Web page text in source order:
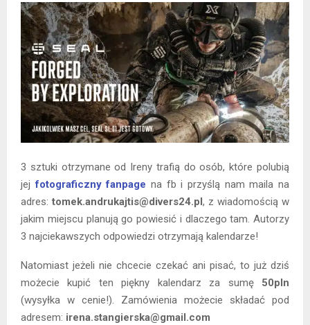
3 sztuki otrzymane od Ireny trafią do osób, które polubią
jejfotograficzny fanpage na fb i przyślą nam maila na
adres: tomek.andrukajtis@divers24.pl, z wiadomością w
jakim miejscu planują go powiesić i dlaczego tam. Autorzy
3 najciekawszych odpowiedzi otrzymają kalendarze!
Natomiast jeżeli nie chcecie czekać ani pisać, to już dziś
możecie kupić ten piękny kalendarz za sumę 50pln
(wysyłka w cenie!). Zamówienia możecie składać pod
adresem: irena.stangierska@gmail.com